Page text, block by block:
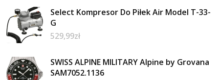
Select Kompresor Do Piłek Air Model T-33-
G
529,99zł
SWISS ALPINE MILITARY Alpine by Grovana
SAM7052.1136